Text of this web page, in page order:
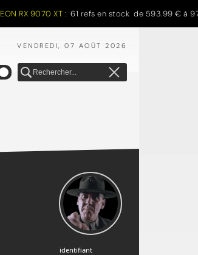
RX 9070 XT : 61 refs en stock de 593.99 € à
VENDREDI, 07 AOÛT 2026
identifiant
identifiant